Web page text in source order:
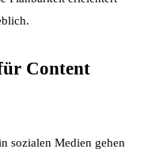
Content
sozialen Medien gehen